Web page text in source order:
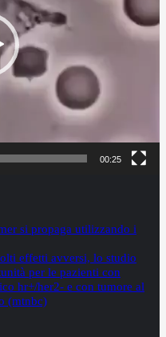
00:25
si propaga utilizzando i
effetti avversi, lo studio
per le pazienti con
hr+/her2- e con tumore al
(mtnbc)